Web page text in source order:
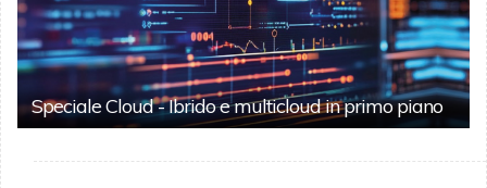
Speciale Cloud - Ibrido e multicloud in primo piano